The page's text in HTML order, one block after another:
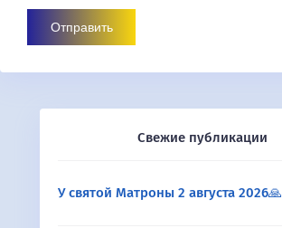
Свежие публикации
У святой Матроны 2 августа 2026🙏